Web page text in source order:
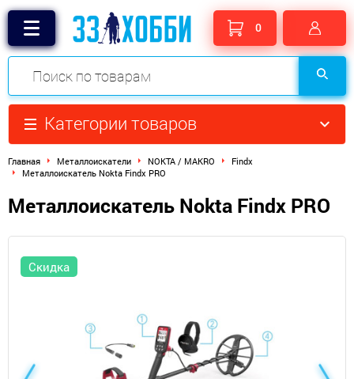
0
Категории товаров
Главная Металлоискатели NOKTA / MAKRO
Findx
Металлоискатель Nokta Findx PRO
Металлоискатель Nokta Findx PRO
Скидка